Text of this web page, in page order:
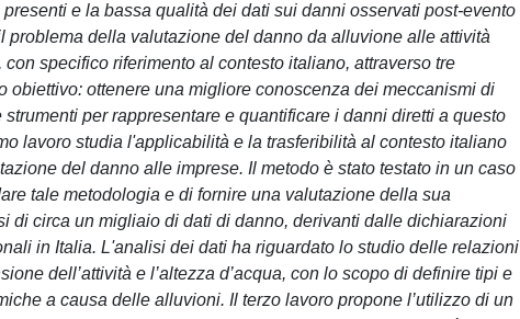
e la bassa qualità dei dati sui danni osservati post-evento
della valutazione del danno da alluvione alle attività
specifico riferimento al contesto italiano, attraverso tre
obiettivo: ottenere una migliore conoscenza dei meccanismi di
per rappresentare e quantificare i danni diretti a questo
lavoro studia l'applicabilità e la trasferibilità al contesto italiano
del danno alle imprese. Il metodo è stato testato in un caso
tale metodologia e di fornire una valutazione della sua
di circa un migliaio di dati di danno, derivanti dalle dichiarazioni
in Italia. L'analisi dei dati ha riguardato lo studio delle relazioni
dell’attività e l’altezza d’acqua, con lo scopo di definire tipi e
a causa delle alluvioni. Il terzo lavoro propone l’utilizzo di un